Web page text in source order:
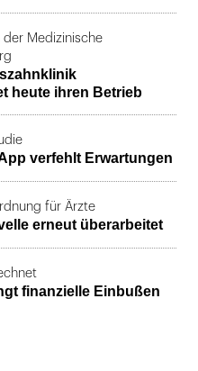
der Medizinische
heute ihren Betrieb
verfehlt Erwartungen
für Ärzte
erneut überarbeitet
finanzielle Einbußen